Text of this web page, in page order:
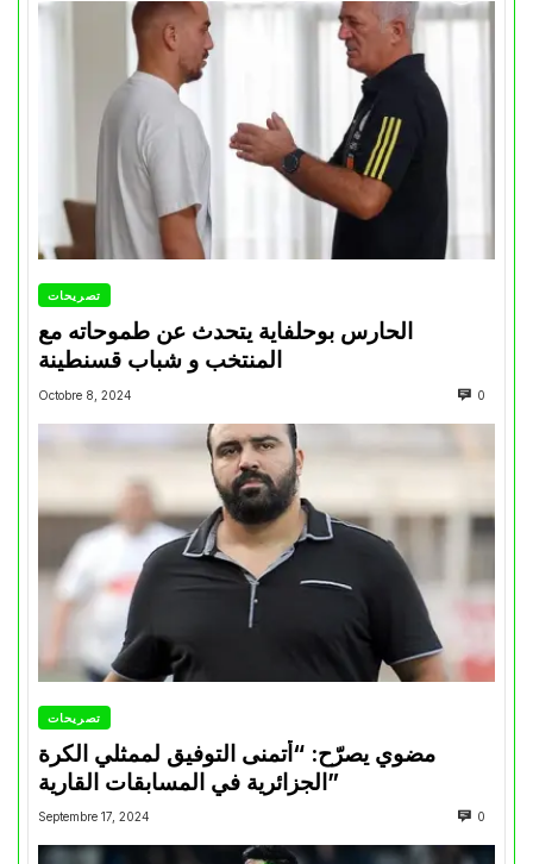
تصريحات
الحارس بوحلفاية يتحدث عن طموحاته مع
المنتخب و شباب قسنطينة
Octobre 8, 2024 0
تصريحات
مضوي يصرّح: “أتمنى التوفيق لممثلي الكرة
الجزائرية في المسابقات القارية”
Septembre 17, 2024 0